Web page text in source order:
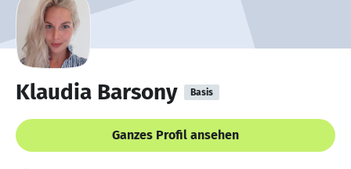
Klaudia Barsony Basis
Ganzes Profil ansehen